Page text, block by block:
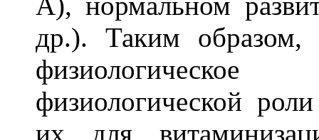
др.). Таким образом,
физиологической
их для